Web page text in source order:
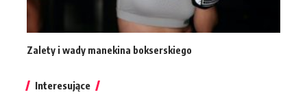
Zalety i wady manekina bokserskiego
Interesujące